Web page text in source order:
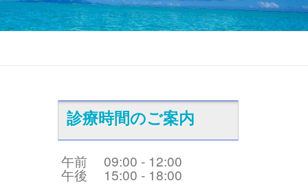
診療時間のご案内
午前 09:00 - 12:00
午後 15:00 - 18:00